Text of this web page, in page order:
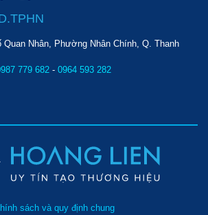
Quan Nhân, Phường Nhân Chính, Q. Thanh
779 682 - 0964 593 282
sách và quy định chung